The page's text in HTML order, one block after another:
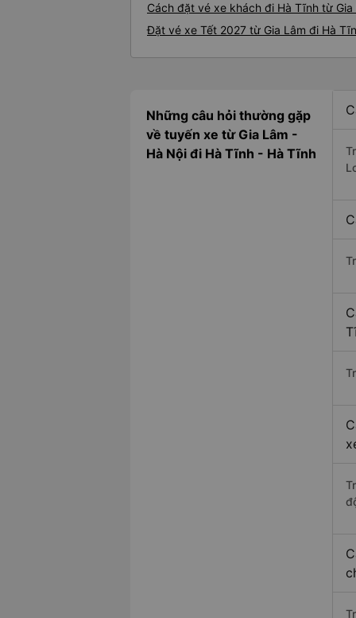
Cách đặt vé xe khách đi Hà Tĩnh từ
Đặt vé xe Tết 2027 từ Gia Lâm đi Hà
Những câu hỏi thường gặp
về tuyến xe từ Gia Lâm -
Hà Nội đi Hà Tĩnh - Hà Tĩnh